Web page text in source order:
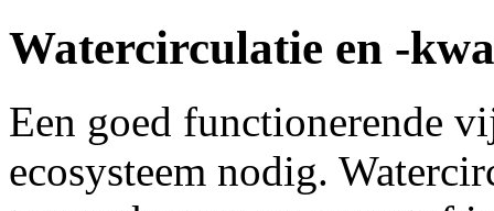
Watercirculatie en -
Een goed functionerende
ecosysteem nodig.